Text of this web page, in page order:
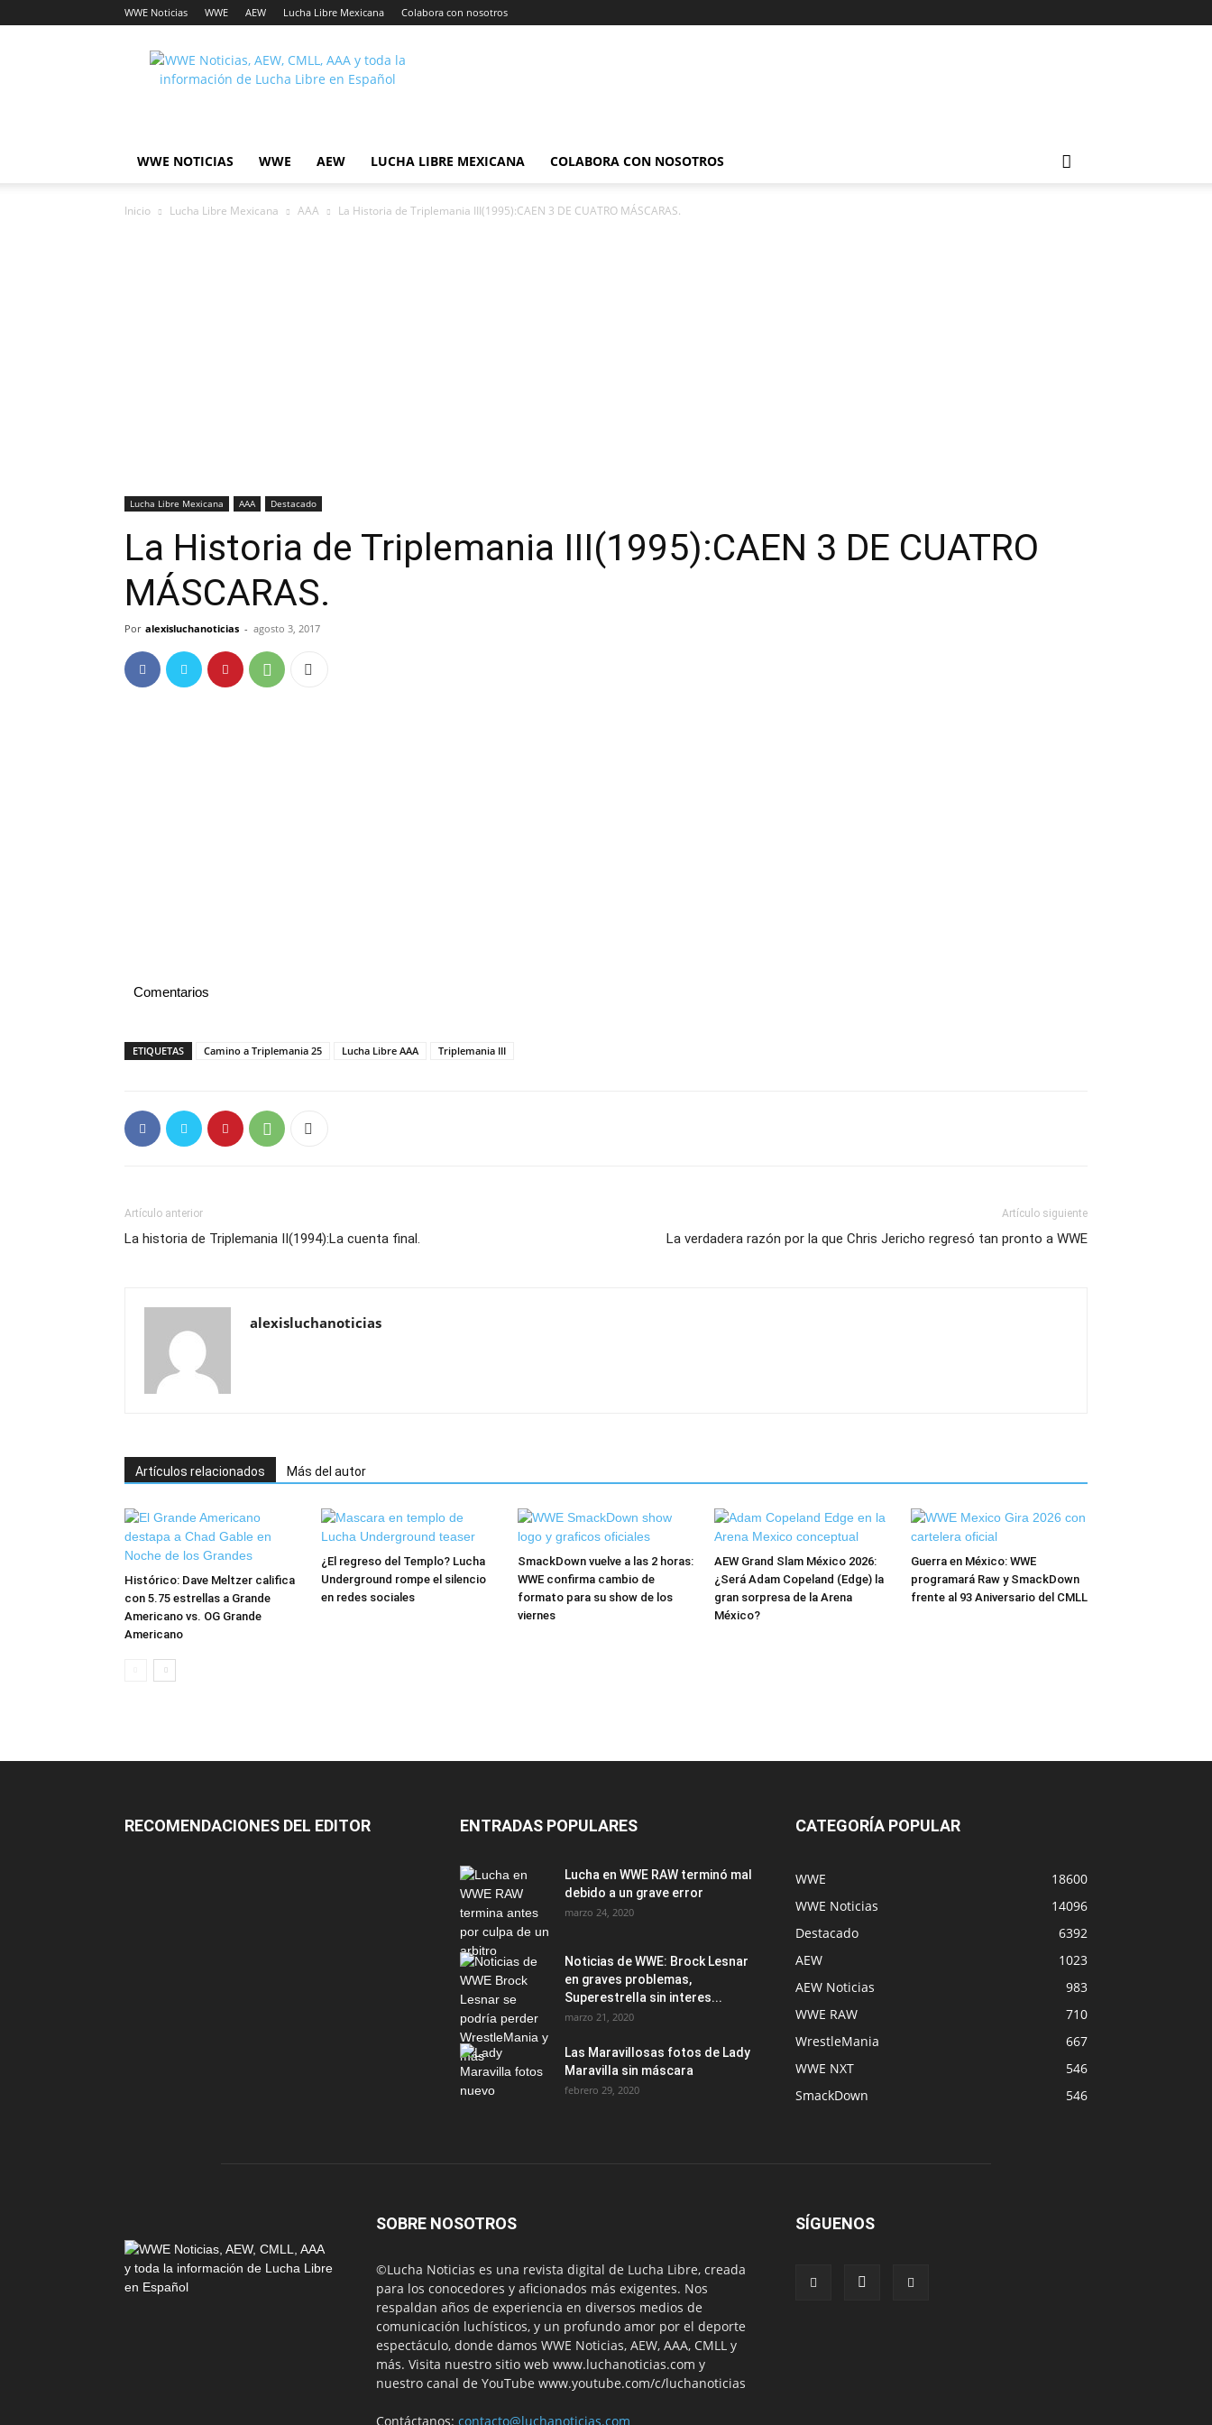
WWE Noticias WWE AEW Lucha Libre Mexicana Colabora con nosotros
Lucha
Noticias
WWE NOTICIAS WWE AEW LUCHA LIBRE MEXICANA COLABORA CON NOSOTROS
Inicio Lucha Libre Mexicana AAA La Historia de Triplemania III(1995):CAEN 3 DE CUATRO MÁSCARAS.
Lucha Libre Mexicana AAA Destacado
La Historia de Triplemania III(1995):CAEN 3 DE CUATRO
MÁSCARAS.
Por alexisluchanoticias - agosto 3, 2017
Comentarios
ETIQUETAS Camino a Triplemania 25 Lucha Libre AAA Triplemania III
Artículo anterior
La historia de Triplemania II(1994):La cuenta final.
Artículo siguiente
La verdadera razón por la que Chris Jericho regresó tan pronto a WWE
alexisluchanoticias
Artículos relacionados Más del autor
Histórico: Dave Meltzer califica
con 5.75 estrellas a Grande
Americano vs. OG Grande
Americano
¿El regreso del Templo? Lucha
Underground rompe el silencio
en redes sociales
SmackDown vuelve a las 2 horas:
WWE confirma cambio de
formato para su show de los
viernes
AEW Grand Slam México 2026:
¿Será Adam Copeland (Edge) la
gran sorpresa de la Arena
México?
Guerra en México: WWE
programará Raw y SmackDown
frente al 93 Aniversario del CMLL
RECOMENDACIONES DEL EDITOR ENTRADAS POPULARES
Lucha en WWE RAW terminó mal
debido a un grave error
marzo 24, 2020
Noticias de WWE: Brock Lesnar
en graves problemas,
Superestrella sin interes...
marzo 21, 2020
Las Maravillosas fotos de Lady
Maravilla sin máscara
febrero 29, 2020
CATEGORÍA POPULAR
WWE
18600
WWE Noticias
14096
Destacado
6392
AEW
1023
AEW Noticias
983
WWE RAW
710
WrestleMania
667
WWE NXT
546
SmackDown
546
SOBRE NOSOTROS
©Lucha Noticias es una revista digital de Lucha Libre, creada
para los conocedores y aficionados más exigentes. Nos
respaldan años de experiencia en diversos medios de
comunicación luchísticos, y un profundo amor por el deporte
espectáculo, donde damos WWE Noticias, AEW, AAA, CMLL y
más. Visita nuestro sitio web www.luchanoticias.com y
nuestro canal de YouTube www.youtube.com/c/luchanoticias
Contáctanos: contacto@luchanoticias.com
SÍGUENOS